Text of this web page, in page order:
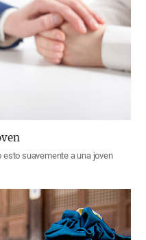
esto suavemente a una joven